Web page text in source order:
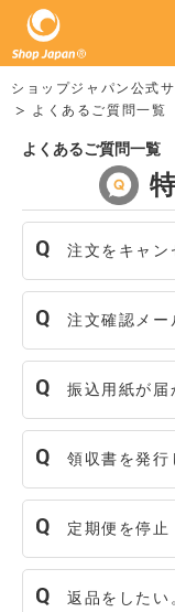
ショップジャパン公式サ
よくあるご質問一覧
よくあるご質問一覧
注文をキャン
注文確認メー
振込用紙が届
領収書を発行
定期便を停
返品をしたい